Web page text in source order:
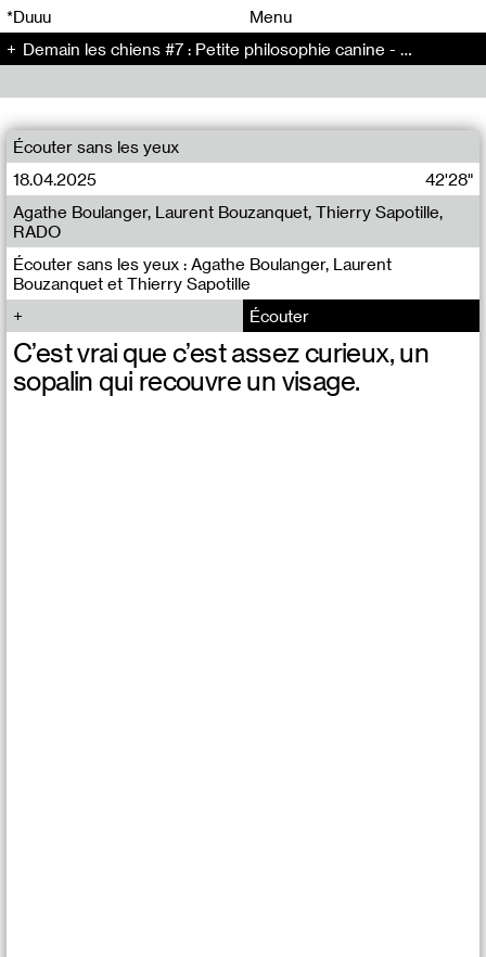
*Duuu
Menu
Demain les chiens #7 : Petite philosophie canine - Demain les chiens (7)
Écouter sans les yeux
18.04.2025
42'28"
Écouter sans les yeux : Agathe Boulanger, Laurent
Bouzanquet et Thierry Sapotille
Agathe Boulanger, Laurent Bouzanquet, Thierry Sapotille,
RADO
Écouter
C’est vrai que c’est assez curieux, un
sopalin qui recouvre un visage.
00 00
00 00